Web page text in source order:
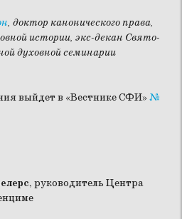
, доктор канонического права,
истории, экс-декан Свято-
духовной семинарии
выйдет в «Вестнике СФИ» №
, руководитель Центра